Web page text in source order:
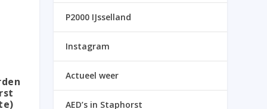
P2000 IJsselland
Instagram
Actueel weer
AED’s in Staphorst